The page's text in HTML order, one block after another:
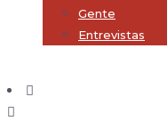
Gente
Entrevistas